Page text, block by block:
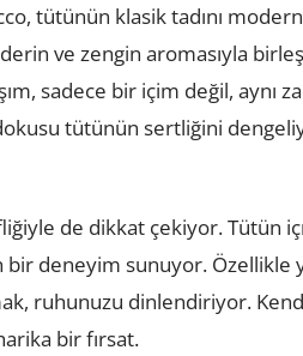
tütünün klasik tadını
ve zengin aromasıyla
sadece bir içim değil, aynı
tütünün sertliğini
de dikkat çekiyor. Tütün
bir deneyim sunuyor. Özellikle
ruhunuzu dinlendiriyor.
bir fırsat.